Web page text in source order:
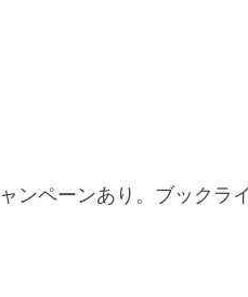
ンペーンあり。ブックラ